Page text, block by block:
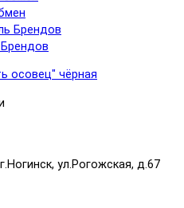
осовец" чёрная
ул.Рогожская, д.67